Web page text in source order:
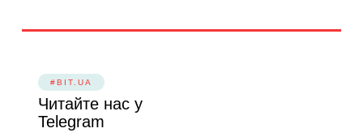
#BIT.UA
Читайте нас у
Telegram